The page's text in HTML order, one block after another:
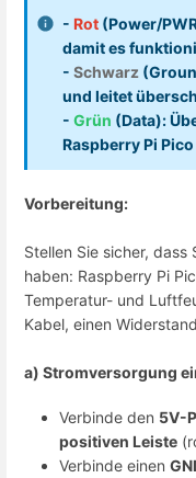
- Rot (Power/
damit es
- Schwarz
und leitet
- Grün (Data):
Raspberry Pi
Vorbereitung:
Stellen Sie sicher, dass
haben: Raspberry Pi
Temperatur- und
Kabel, einen
a) Stromversorgung
Verbinde den 5V-
positiven Leiste
Verbinde einen